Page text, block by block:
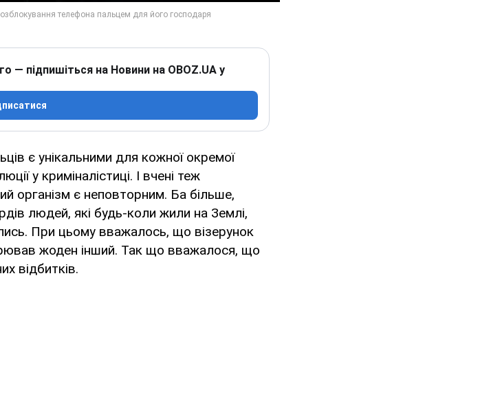
— підпишіться на Новини на OBOZ.UA у
є унікальними для кожної окремої
у криміналістиці. І вчені теж
організм є неповторним. Ба більше,
людей, які будь-коли жили на Землі,
При цьому вважалось, що візерунок
жоден інший. Так що вважалося, що
відбитків.